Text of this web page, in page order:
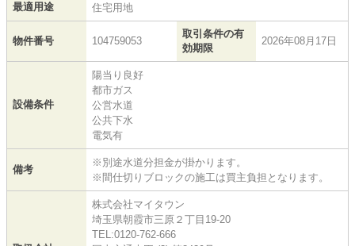
最適用途 住宅用地
物件番号 104759053
取引条件の有
効期限
2026年08月17日
設備条件
陽当り良好
都市ガス
公営水道
公共下水
電気有
備考
※別途水道分担金が掛かります。
※間仕切りブロックの施工は買主負担となります。
株式会社マイタウン
埼玉県朝霞市三原２丁目19-20
TEL:0120-762-666